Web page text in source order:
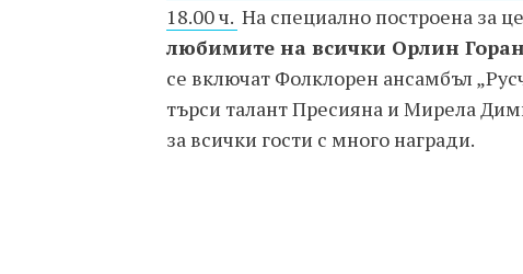
18.00 ч. На специално построена за
любимите на всички Орлин
се включат Фолклорен ансамбъл
търси талант Пресияна и Мирела
за всички гости с много награди.